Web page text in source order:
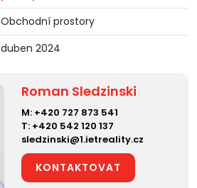
Obchodní prostory
duben 2024
Roman Sledzinski
M: +420 727 873 541
T: +420 542 120 137
sledzinski@1.ietreality.cz
KONTAKTOVAT